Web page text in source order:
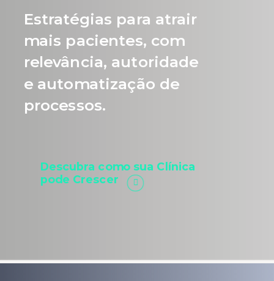
Estratégias para atrair
mais pacientes, com
relevância, autoridade
e automatização de
processos.
Descubra como sua Clínica
pode Crescer